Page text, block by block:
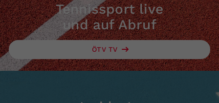
Tennissport live
und auf Abruf
ÖTV TV